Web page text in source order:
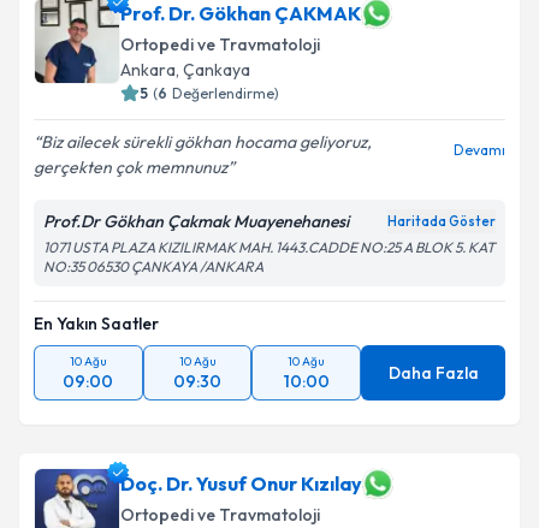
Prof. Dr. Gökhan ÇAKMAK
Ortopedi ve Travmatoloji
Ankara, Çankaya
5 (6 Değerlendirme)
Biz ailecek sürekli gökhan hocama geliyoruz,
gerçekten çok memnunuz
Devamı
Prof.Dr Gökhan Çakmak Muayenehanesi Haritada Göster
1071 USTA PLAZA KIZILIRMAK MAH. 1443.CADDE NO:25 A BLOK 5. KAT
NO:35 06530 ÇANKAYA /ANKARA
En Yakın Saatler
10 Ağu
09:00
10 Ağu
09:30
10 Ağu
10:00 Daha Fazla
Doç. Dr. Yusuf Onur Kızılay
Ortopedi ve Travmatoloji